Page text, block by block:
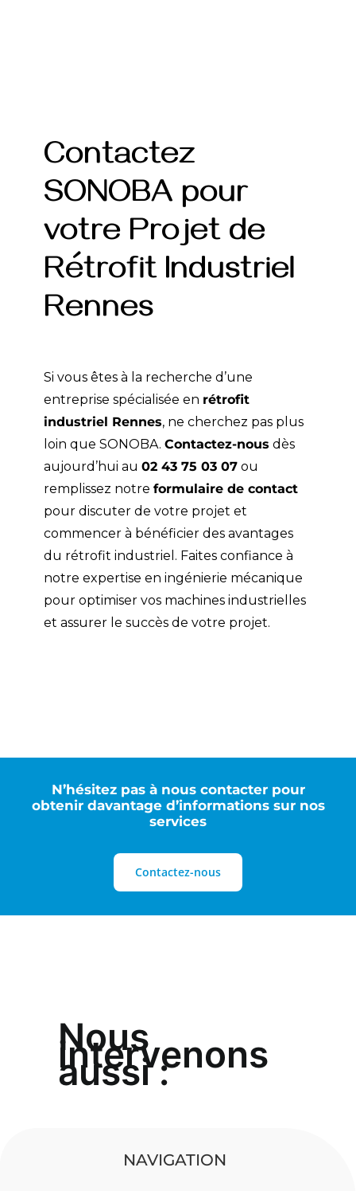
Contactez
SONOBA pour
votre Projet de
Rétrofit Industriel
Rennes
Si vous êtes à la recherche d’une
entreprise spécialisée en rétrofit
industriel Rennes, ne cherchez pas plus
loin que SONOBA. Contactez-nous dès
aujourd’hui au 02 43 75 03 07 ou
remplissez notre formulaire de contact
pour discuter de votre projet et
commencer à bénéficier des avantages
du rétrofit industriel. Faites confiance à
notre expertise en ingénierie mécanique
pour optimiser vos machines industrielles
et assurer le succès de votre projet.
N’hésitez pas à nous contacter pour
obtenir davantage d’informations sur nos
services
Contactez-nous
Nous
intervenons
aussi :
NAVIGATION